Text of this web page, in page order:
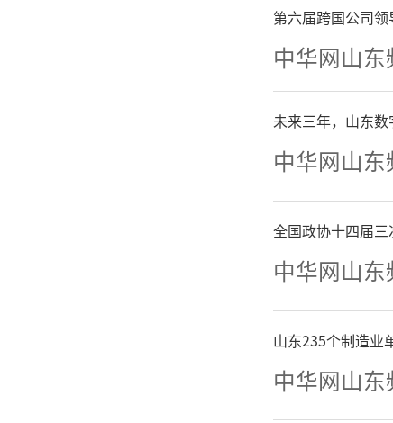
刚
的画作
我就不
个人感
品与人
造，一
当下社
人，凡
第六届跨国公司
中华网山东
未来三年，山东数
中华网山东
全国政协十四届
中华网山东
山东235个制造业
中华网山东